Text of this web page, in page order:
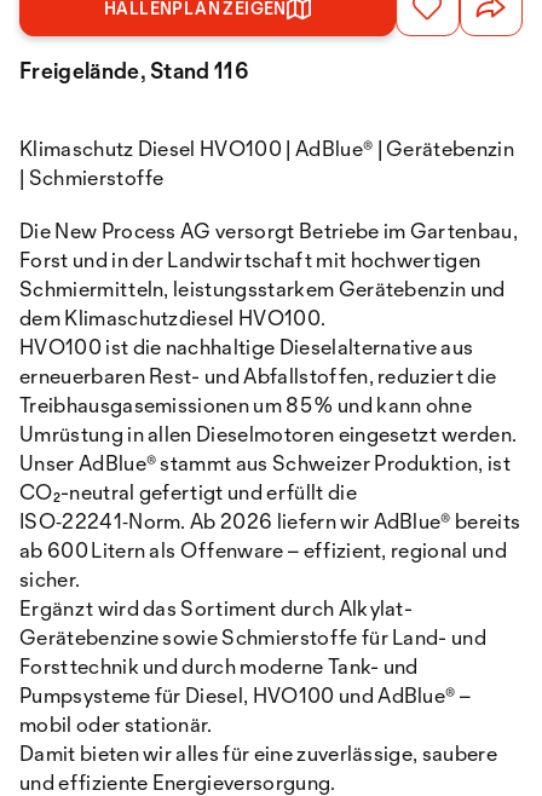
HALLENPLAN ZEIGEN
Freigelände, Stand 116
Klimaschutz Diesel HVO100 | AdBlue® | Gerätebenzin
| Schmierstoffe
Die New Process AG versorgt Betriebe im Gartenbau,
Forst und in der Landwirtschaft mit hochwertigen
Schmiermitteln, leistungsstarkem Gerätebenzin und
dem Klimaschutzdiesel HVO100.
HVO100 ist die nachhaltige Dieselalternative aus
erneuerbaren Rest- und Abfallstoffen, reduziert die
Treibhausgasemissionen um 85 % und kann ohne
Umrüstung in allen Dieselmotoren eingesetzt werden.
Unser AdBlue® stammt aus Schweizer Produktion, ist
CO₂-neutral gefertigt und erfüllt die
ISO‑22241‑Norm. Ab 2026 liefern wir AdBlue® bereits
ab 600 Litern als Offenware – effizient, regional und
sicher.
Ergänzt wird das Sortiment durch Alkylat-
Gerätebenzine sowie Schmierstoffe für Land- und
Forsttechnik und durch moderne Tank- und
Pumpsysteme für Diesel, HVO100 und AdBlue® –
mobil oder stationär.
Damit bieten wir alles für eine zuverlässige, saubere
und effiziente Energieversorgung.